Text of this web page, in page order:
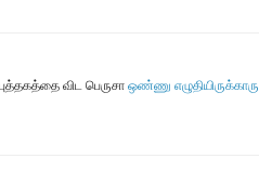
விட பெருசா ஒண்ணு எழுதியிருக்காரு